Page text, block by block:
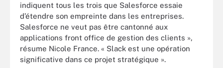
indiquent tous les trois que Salesforce essaie
d’étendre son empreinte dans les entreprises.
Salesforce ne veut pas être cantonné aux
applications front office de gestion des clients »,
résume Nicole France. « Slack est une opération
significative dans ce projet stratégique ».